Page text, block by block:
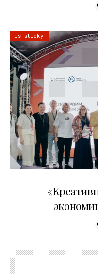
is sticky